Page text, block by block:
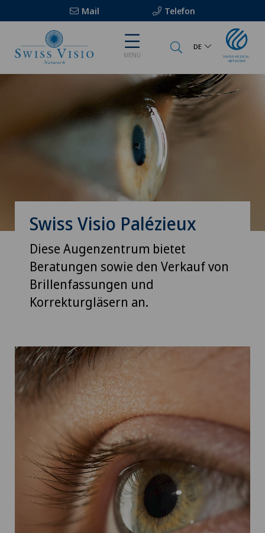
Mail Telefon
MENU
DE
Swiss Visio Palézieux
Diese Augenzentrum bietet
Beratungen sowie den Verkauf von
Brillenfassungen und
Korrekturgläsern an.